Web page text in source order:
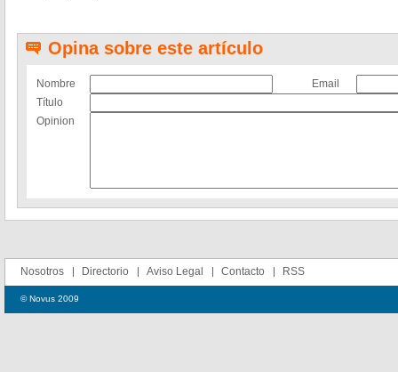
Opina sobre este artículo
Nombre
Email
Título
Opinion
Nosotros Directorio Aviso Legal Contacto RSS
© Novus 2009